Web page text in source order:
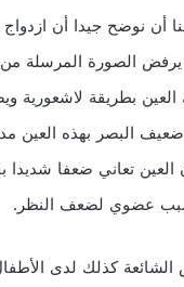
أن نوضح جيدا أن
يرفض الصورة المرسلة
بطريقة لاشعورية
البصر بهذه العين
تعاني ضعفا شديدا
عضوي لضعف النظر.
الشائعة كذلك لدى